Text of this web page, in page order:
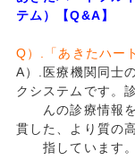
テム）【Q&A】
Q）.「あきたハー
A）.医療機関同士
クシステムです。
んの診療情報を
貫した、より質の
指しています。